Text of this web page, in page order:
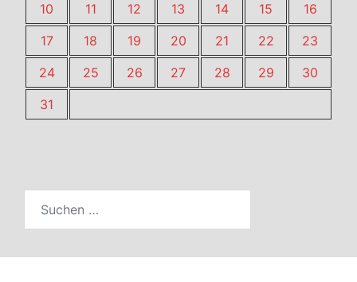
10
11 12 13 14 15
16
17
18 19 20 21 22
23
24
25 26 27 28 29
30
31